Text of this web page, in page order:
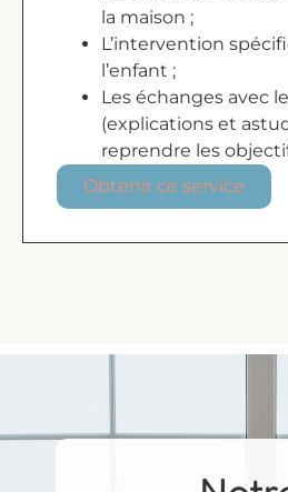
la maison ;
L’intervention
l’enfant ;
Les échanges avec
(explications et
reprendre les
Obtenir ce service